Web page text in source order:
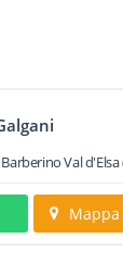
Barberino Val d'Elsa
Mappa